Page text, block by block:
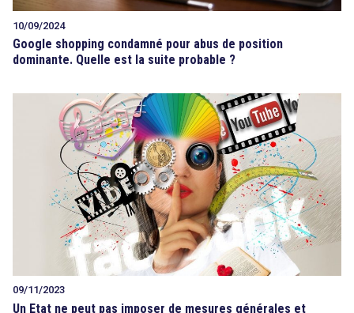
10/09/2024
Google shopping condamné pour abus de position
dominante. Quelle est la suite probable ?
09/11/2023
Un Etat ne peut pas imposer de mesures générales et